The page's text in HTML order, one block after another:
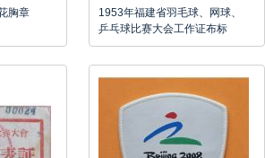
胸章
1953年福建省羽毛球、网球、
乒乓球比赛大会工作证布标